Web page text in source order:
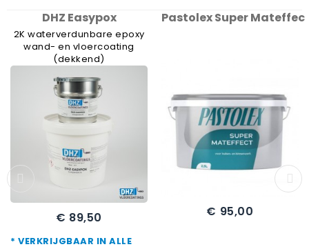
DHZ Easypox
2K waterverdunbare epoxy
wand- en vloercoating
(dekkend)
Prijs
€ 89,50
* VERKRIJGBAAR IN ALLE
Pastolex Super
Prijs
€ 95,00